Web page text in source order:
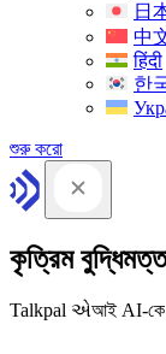
日
中
हिंदी
한
শুরু করো
কৃত্রিম
Talkpal એআই AI-কে